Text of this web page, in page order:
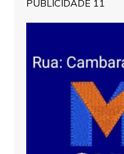
PUBLICIDADE 11